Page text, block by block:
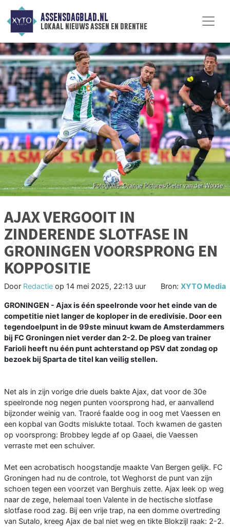
ASSENSDAGBLAD.NL
lokaal nieuws assen en drenthe
AJAX VERGOOIT IN
ZINDERENDE SLOTFASE IN
GRONINGEN VOORSPRONG EN
KOPPOSITIE
Door Redactie op 14 mei 2025, 22:13 uur Bron: XYTO Media
GRONINGEN - Ajax is één speelronde voor het einde van de
competitie niet langer de koploper in de eredivisie. Door een
tegendoelpunt in de 99ste minuut kwam de Amsterdammers
bij FC Groningen niet verder dan 2-2. De ploeg van trainer
Farioli heeft nu één punt achterstand op PSV dat zondag op
bezoek bij Sparta de titel kan veilig stellen.
Net als in zijn vorige drie duels bakte Ajax, dat voor de 30e
speelronde nog negen punten voorsprong had, er aanvallend
bijzonder weinig van. Traoré faalde oog in oog met Vaessen en
een kopbal van Godts mislukte totaal. Toch kwamen de gasten
op voorsprong: Brobbey legde af op Gaaei, die Vaessen
verraste met een schuiver.
Met een acrobatisch hoogstandje maakte Van Bergen gelijk. FC
Groningen had nu de controle, tot Weghorst de punt van zijn
schoen tegen een voorzet van Berghuis zette. Ajax leek op weg
naar de zege, helemaal toen Valente in de hectische slotfase
slotfase rood zag. Bij een vrije trap, na een domme overtreding
van Sutalo, kreeg Ajax de bal niet weg en tikte Blokzijl raak: 2-2.